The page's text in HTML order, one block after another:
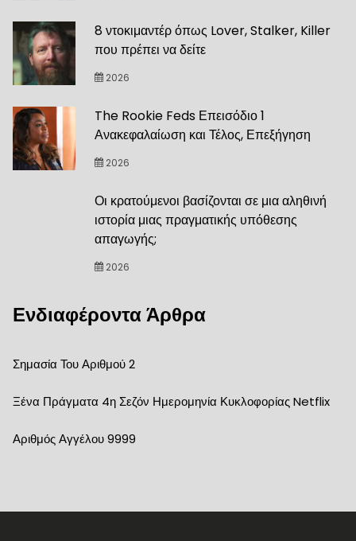
8 ντοκιμαντέρ όπως Lover, Stalker, Killer
που πρέπει να δείτε
2026
The Rookie Feds Επεισόδιο 1
Ανακεφαλαίωση και Τέλος, Επεξήγηση
2026
Οι κρατούμενοι βασίζονται σε μια αληθινή
ιστορία μιας πραγματικής υπόθεσης
απαγωγής;
2026
Ενδιαφέροντα Άρθρα
Σημασία Του Αριθμού 2
Ξένα Πράγματα 4η Σεζόν Ημερομηνία Κυκλοφορίας Netflix
Αριθμός Αγγέλου 9999